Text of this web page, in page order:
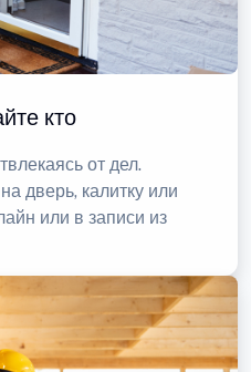
кто
от дел.
дверь, калитку или
или в записи из